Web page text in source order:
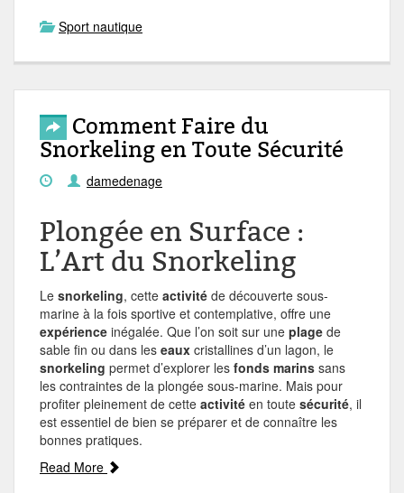
Sport nautique
Comment Faire du
Snorkeling en Toute Sécurité
damedenage
Plongée en Surface :
L’Art du Snorkeling
Le snorkeling, cette activité de découverte sous-
marine à la fois sportive et contemplative, offre une
expérience inégalée. Que l’on soit sur une plage de
sable fin ou dans les eaux cristallines d’un lagon, le
snorkeling permet d’explorer les fonds marins sans
les contraintes de la plongée sous-marine. Mais pour
profiter pleinement de cette activité en toute sécurité, il
est essentiel de bien se préparer et de connaître les
bonnes pratiques.
Read More